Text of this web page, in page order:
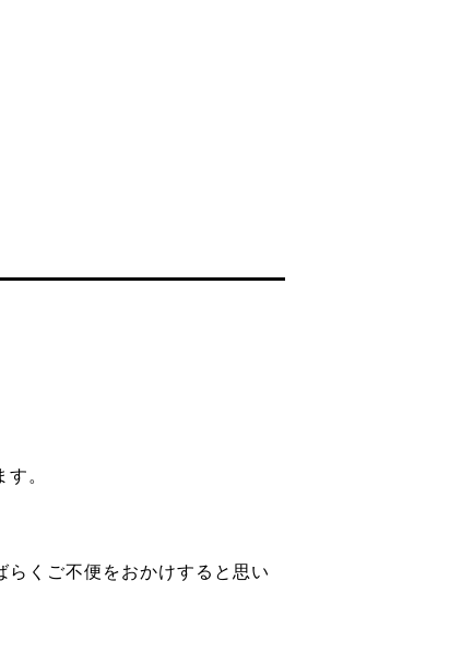
。
くご不便をおかけすると思い